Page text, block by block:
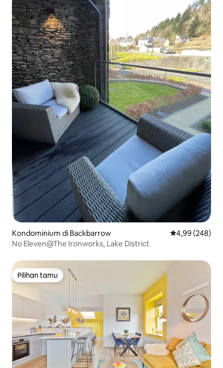
Kondominium di Backbarrow Nilai rata-rata
4,99 (248)
No Eleven@The Ironworks, Lake District
Pilihan tamu
Pilihan tamu